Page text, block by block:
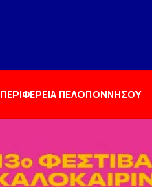
ΠΕΡΙΦΕΡΕΙΑ ΠΕΛΟΠΟΝΝΗΣΟΥ